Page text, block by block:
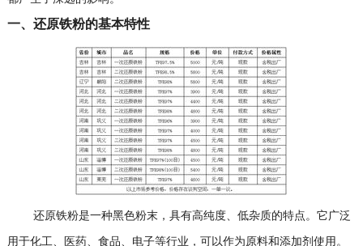
一、还原铁粉的基本特性
还原铁粉是一种黑色粉末，具有高纯度、低杂质的特点。它广泛
用于化工、医药、食品、电子等行业，可以作为原料和添加剂使用。